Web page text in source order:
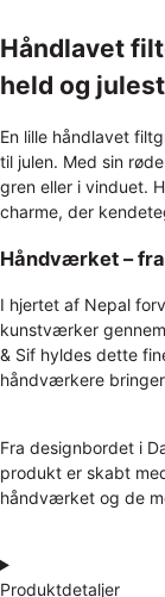
Håndlavet
held og
En lille håndlavet
til julen. Med sin
gren eller i vinduet.
charme, der
Håndværket –
I hjertet af Nepal
kunstværker
& Sif hyldes dette
håndværkere
Fra designbordet i
produkt er skabt
håndværket og de
Produktdetaljer